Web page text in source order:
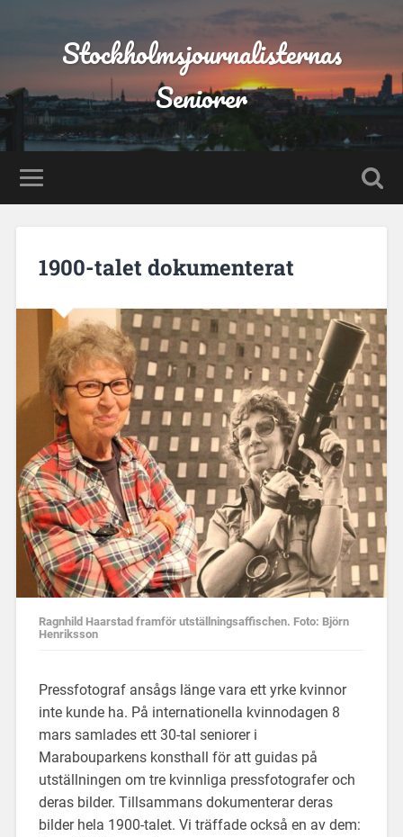
Stockholmsjournalisternas
Seniorer
1900-talet dokumenterat
Ragnhild Haarstad framför utställningsaffischen. Foto: Björn
Henriksson
Pressfotograf ansågs länge vara ett yrke kvinnor
inte kunde ha. På internationella kvinnodagen 8
mars samlades ett 30-tal seniorer i
Marabouparkens konsthall för att guidas på
utställningen om tre kvinnliga pressfotografer och
deras bilder. Tillsammans dokumenterar deras
bilder hela 1900-talet. Vi träffade också en av dem: